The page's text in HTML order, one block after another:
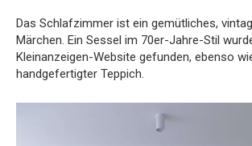
Das Schlafzimmer ist ein gemütliches,
Märchen. Ein Sessel im 70er-Jahre-Stil
Kleinanzeigen-Website gefunden, ebenso
handgefertigter Teppich.